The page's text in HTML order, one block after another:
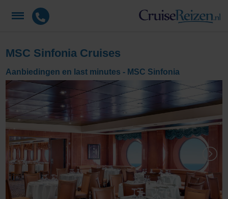
MSC Sinfonia Cruises
Aanbiedingen en last minutes - MSC Sinfonia